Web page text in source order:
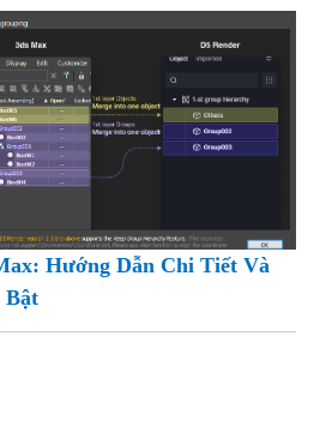
Hướng Dẫn Chi Tiết Và
Bật